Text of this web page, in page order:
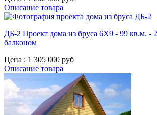
Описание товара
ДБ-2 Проект дома из бруса 6X9 - 99 кв.м. -
балконом
Цена : 1 305 000 руб
Описание товара